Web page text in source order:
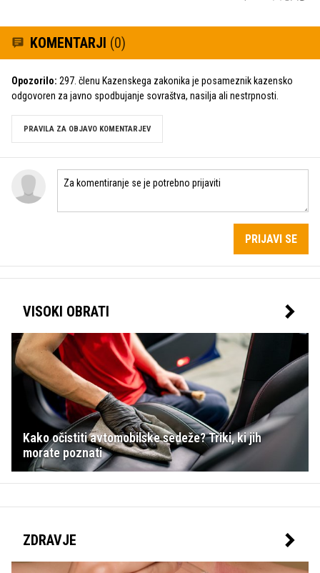
KOMENTARJI (0)
Opozorilo: 297. členu Kazenskega zakonika je posameznik kazensko
odgovoren za javno spodbujanje sovraštva, nasilja ali nestrpnosti.
PRAVILA ZA OBJAVO KOMENTARJEV
PRIJAVI SE
VISOKI OBRATI
Kako očistiti avtomobilske sedeže? Triki, ki jih
morate poznati
ZDRAVJE